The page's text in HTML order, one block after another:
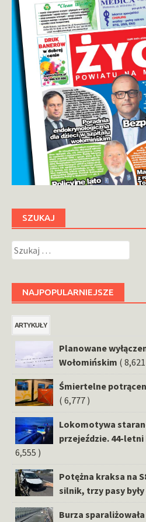
SZUKAJ
Szukaj:
NAJPOPULARNIEJSZE
ARTYKUŁY
Planowane
Wołomińskim (
Śmiertelne
( 6,777 )
Lokomotywa
przejeździe. 44-letni
6,555 )
Potężna kraksa na
silnik, trzy pasy
Burza